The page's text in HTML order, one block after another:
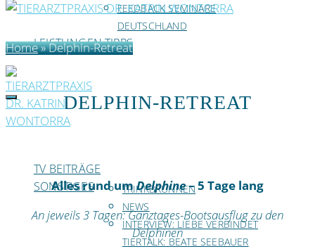
FEEDBACK SEMINARE
DEUTSCHLAND
LEISTUNGENTIPPS
TV BEITRÄGE
SONSTIGES
TRINKBRUNNEN
NEWS
INTERVIEW: LIEBE VERBINDET
TIERTALK: BEATE SEEBAUER
Home»Delphin-Retreat
DELPHIN-RETREAT
Alles rund umDelphine– 5 Tage lang
An jeweils 3 Tagen: Ganztages-Bootsausflug zu den
Delphinen